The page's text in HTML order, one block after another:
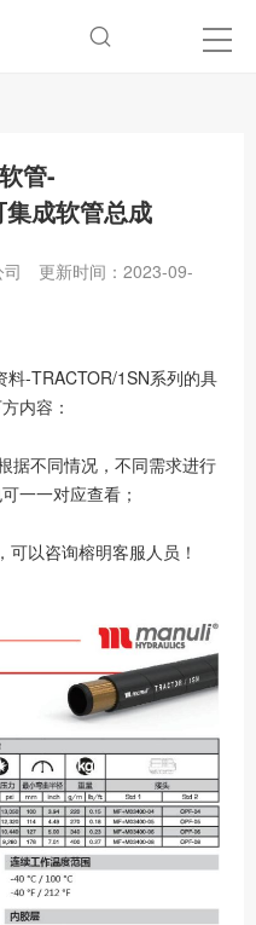
管-
成软管总成
更新时间：2023-09-
-TRACTOR/1SN系列的具
内容：
据不同情况，不同需求进行
一一对应查看；
以咨询榕明客服人员！